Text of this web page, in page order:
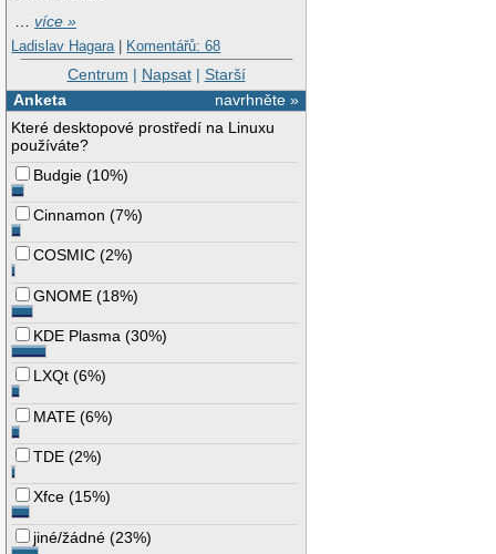
…více »
Ladislav Hagara | Komentářů: 68
Centrum | Napsat| Starší
navrhněte »
Anketa
Které desktopové prostředí na Linuxu
používáte?
Budgie (10%)
Cinnamon (7%)
COSMIC (2%)
GNOME (18%)
KDE Plasma (30%)
LXQt (6%)
MATE (6%)
TDE (2%)
Xfce (15%)
jiné/žádné (23%)